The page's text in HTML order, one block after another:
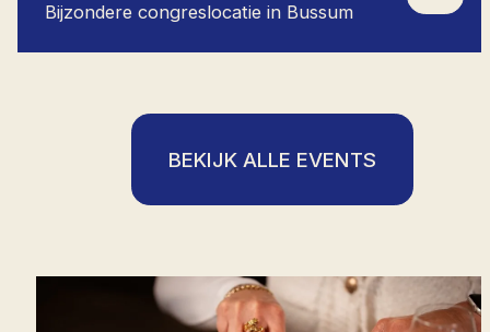
Bijzondere congreslocatie in Bussum
BEKIJK ALLE EVENTS